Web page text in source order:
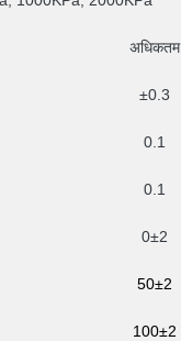
अधिकतम
±0.3
0.1
0.1
0±2
50±2
100±2